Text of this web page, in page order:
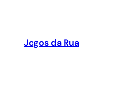
Jogos da Rua